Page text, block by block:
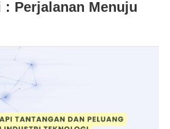
Perjalanan Menuju